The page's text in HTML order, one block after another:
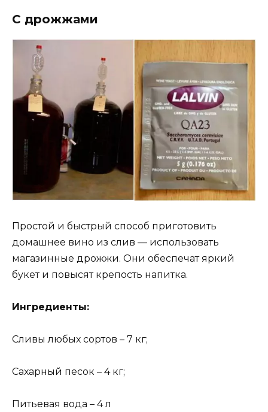
С дрожжами
Простой и быстрый способ приготовить
домашнее вино из слив — использовать
магазинные дрожжи. Они обеспечат яркий
букет и повысят крепость напитка.
Ингредиенты:
Сливы любых сортов – 7 кг;
Сахарный песок – 4 кг;
Питьевая вода – 4 л